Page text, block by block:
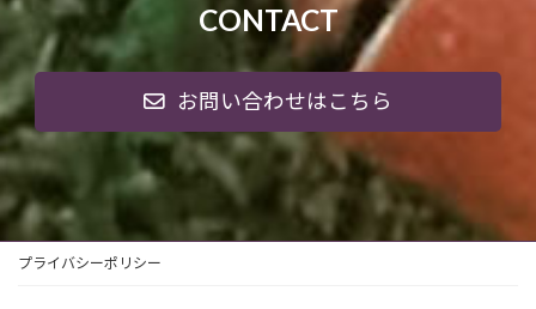
CONTACT
お問い合わせはこちら
プライバシーポリシー